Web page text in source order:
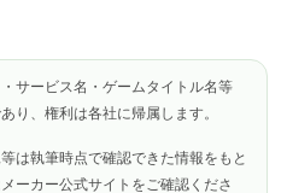
サービス名・ゲームタイトル名等
り、権利は各社に帰属します。
は執筆時点で確認できた情報をもと
ーカー公式サイトをご確認くださ